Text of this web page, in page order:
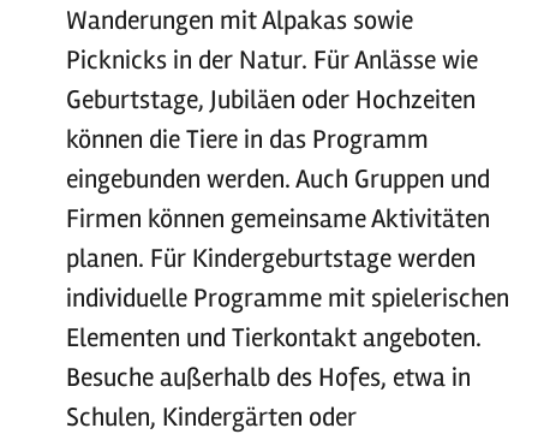
Wanderungen mit Alpakas sowie
Picknicks in der Natur. Für Anlässe wie
Geburtstage, Jubiläen oder Hochzeiten
können die Tiere in das Programm
eingebunden werden. Auch Gruppen und
Firmen können gemeinsame Aktivitäten
planen. Für Kindergeburtstage werden
individuelle Programme mit spielerischen
Elementen und Tierkontakt angeboten.
Besuche außerhalb des Hofes, etwa in
Schulen, Kindergärten oder